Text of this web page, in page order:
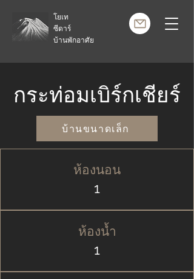
โยเท
ซีดาร์
บ้านพักอาศัย
กระท่อมเบิร์กเชียร์
บ้านขนาดเล็ก
ห้องนอน
1
ห้องน้ำ
1